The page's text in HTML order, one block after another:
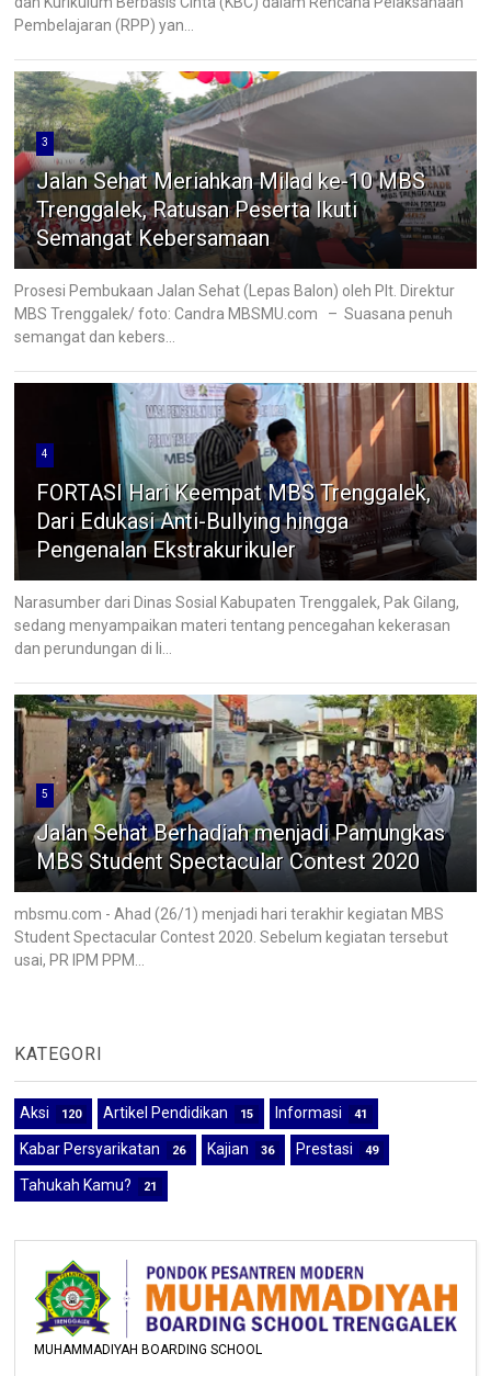
Pembelajaran (RPP) yan...
3
Jalan Sehat Meriahkan Milad ke-10 MBS
Trenggalek, Ratusan Peserta Ikuti
Semangat Kebersamaan
Prosesi Pembukaan Jalan Sehat (Lepas Balon) oleh Plt. Direktur
MBS Trenggalek/ foto: Candra MBSMU.com – Suasana penuh
semangat dan kebers...
4
FORTASI Hari Keempat MBS Trenggalek,
Dari Edukasi Anti-Bullying hingga
Pengenalan Ekstrakurikuler
Narasumber dari Dinas Sosial Kabupaten Trenggalek, Pak Gilang,
sedang menyampaikan materi tentang pencegahan kekerasan
dan perundungan di li...
5
Jalan Sehat Berhadiah menjadi Pamungkas
MBS Student Spectacular Contest 2020
mbsmu.com - Ahad (26/1) menjadi hari terakhir kegiatan MBS
Student Spectacular Contest 2020. Sebelum kegiatan tersebut
usai, PR IPM PPM...
KATEGORI
Aksi 120 Artikel Pendidikan 15 Informasi 41
Kabar Persyarikatan 26 Kajian 36 Prestasi 49
Tahukah Kamu? 21
MUHAMMADIYAH BOARDING SCHOOL